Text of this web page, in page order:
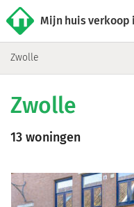
Mijn huis verkoop
Zwolle
Zwolle
13 woningen